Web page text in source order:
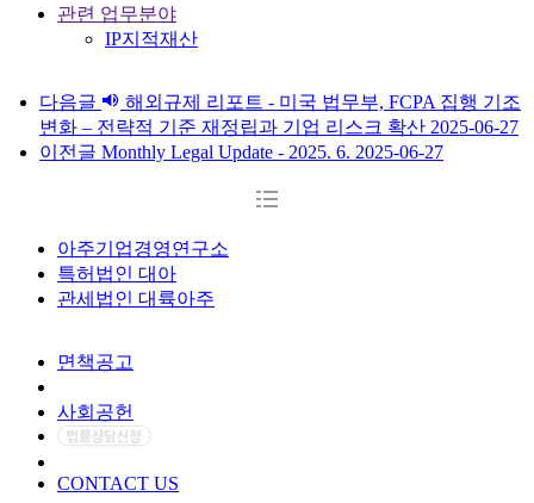
관련 업무분야
IP지적재산
다음글
해외규제 리포트 - 미국 법무부, FCPA 집행 기조
변화 – 전략적 기준 재정립과 기업 리스크 확산 2025-06-27
이전글 Monthly Legal Update - 2025. 6. 2025-06-27
아주기업경영연구소
특허법인 대아
관세법인 대륙아주
면책공고
사회공헌
CONTACT US